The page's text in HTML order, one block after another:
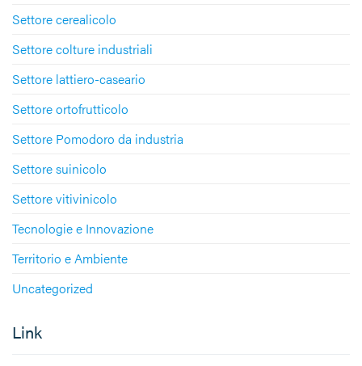
Settore cerealicolo
Settore colture industriali
Settore lattiero-caseario
Settore ortofrutticolo
Settore Pomodoro da industria
Settore suinicolo
Settore vitivinicolo
Tecnologie e Innovazione
Territorio e Ambiente
Uncategorized
Link